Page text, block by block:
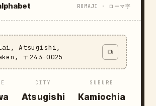
ROMAJI · ローマ字
Atsugishi,
〒243-0025
⧉
CITY
Atsugishi
SUBURB
Kamiochia